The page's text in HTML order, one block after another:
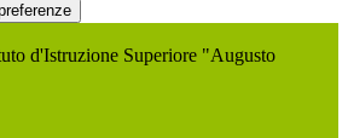
d'Istruzione Superiore "Augusto